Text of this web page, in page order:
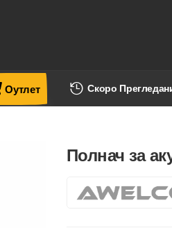
Оутлет Скоро
Полнач за